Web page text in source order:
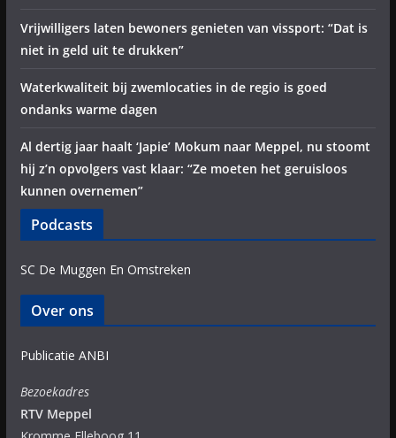
Vrijwilligers laten bewoners genieten van vissport: “Dat is
niet in geld uit te drukken”
Waterkwaliteit bij zwemlocaties in de regio is goed
ondanks warme dagen
Al dertig jaar haalt ‘Japie’ Mokum naar Meppel, nu stoomt
hij z’n opvolgers vast klaar: “Ze moeten het geruisloos
kunnen overnemen”
Podcasts
SC De Muggen En Omstreken
Over ons
Publicatie ANBI
Bezoekadres
RTV Meppel